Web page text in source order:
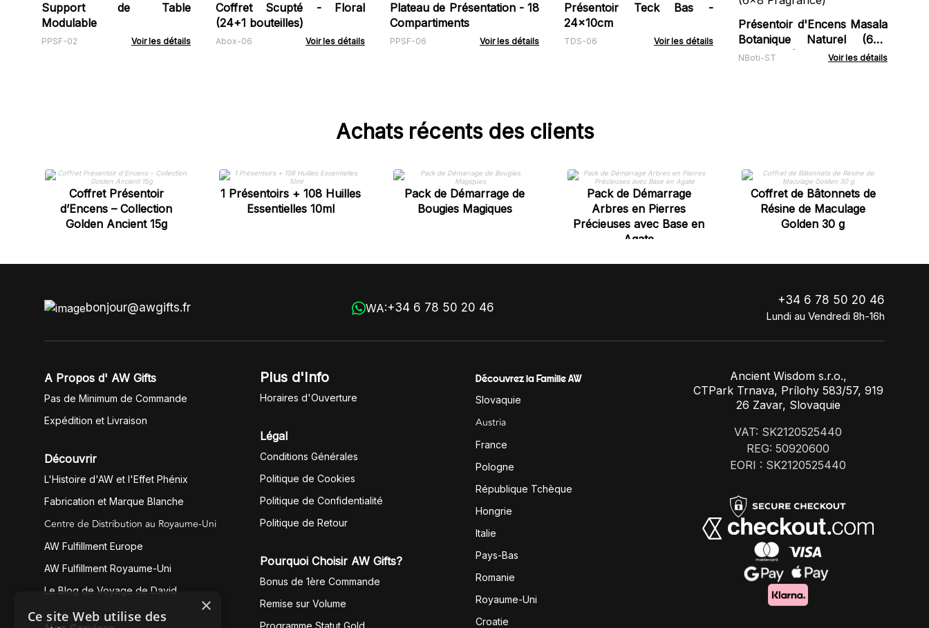
Support de Table
Modulable
PPSF-02 Voir les détails
Coffret Scupté - Floral
(24+1 bouteilles)
Abox-06 Voir les détails
Plateau de Présentation - 18
Compartiments
PPSF-06 Voir les détails
Présentoir Teck Bas -
24x10cm
TDS-06 Voir les détails
Présentoir d'Encens Masala
Botanique Naturel (6x8
Fragrance)
NBoti-ST Voir les détails
Achats récents des clients
Coffret Présentoir
d’Encens – Collection
Golden Ancient 15g
1 Présentoirs + 108 Huilles
Essentielles 10ml
Pack de Démarrage de
Bougies Magiques
Pack de Démarrage
Arbres en Pierres
Précieuses avec Base en
Agate
Coffret de Bâtonnets de
Résine de Maculage
Golden 30 g
bonjour@awgifts.fr WA:+34 6 78 50 20 46
+34 6 78 50 20 46
Lundi au Vendredi 8h-16h
A Propos d' AW Gifts
Pas de Minimum de Commande
Expédition et Livraison
Découvrir
L'Histoire d'AW et l'Effet Phénix
Fabrication et Marque Blanche
Centre de Distribution au Royaume-Uni
AW Fulfillment Europe
AW Fulfillment Royaume-Uni
Le Blog de Voyage de David
Plus d'Info
Horaires d'Ouverture
Légal
Conditions Générales
Politique de Cookies
Politique de Confidentialité
Politique de Retour
Pourquoi Choisir AW Gifts?
Bonus de 1ère Commande
Remise sur Volume
Programme Statut Gold
Découvrez la Famille AW
Slovaquie
Austria
France
Pologne
République Tchèque
Hongrie
Italie
Pays-Bas
Romanie
Royaume-Uni
Croatie
Ancient Wisdom s.r.o.,
CTPark Trnava, Prílohy 583/57, 919
26 Zavar, Slovaquie
VAT: SK2120525440
REG: 50920600
EORI : SK2120525440
×
Ce site Web utilise des